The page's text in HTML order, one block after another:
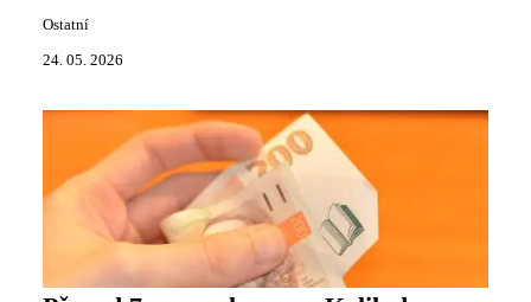
Ostatní
24. 05. 2026